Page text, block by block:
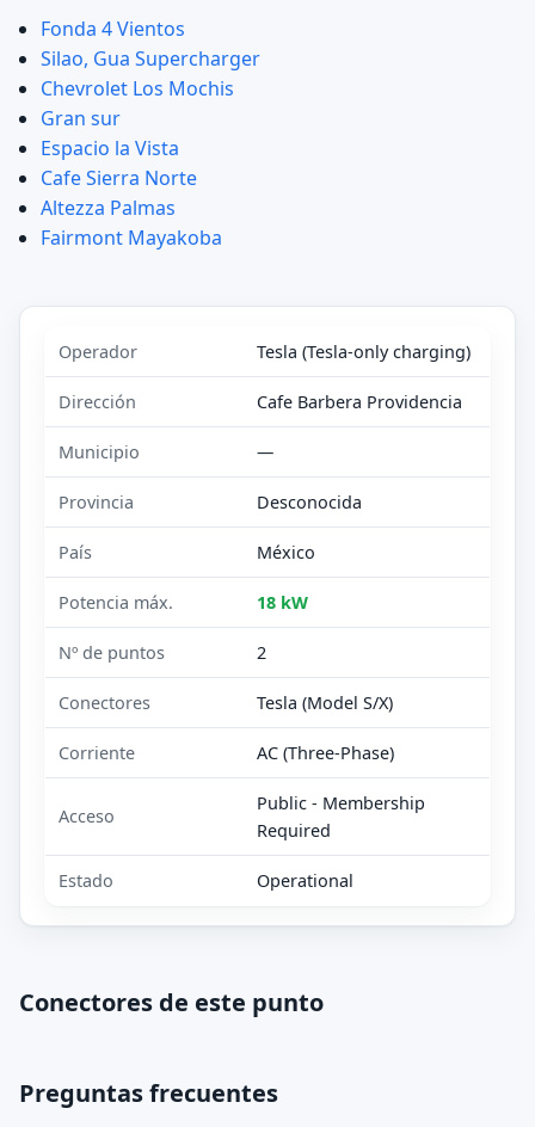
Fonda 4 Vientos
Silao, Gua Supercharger
Chevrolet Los Mochis
Gran sur
Espacio la Vista
Cafe Sierra Norte
Altezza Palmas
Fairmont Mayakoba
Operador Tesla (Tesla-only charging)
Dirección Cafe Barbera Providencia
Municipio —
Provincia Desconocida
País México
Potencia máx. 18 kW
Nº de puntos 2
Conectores Tesla (Model S/X)
Corriente AC (Three-Phase)
Acceso
Public - Membership
Required
Estado Operational
Conectores de este punto
Preguntas frecuentes